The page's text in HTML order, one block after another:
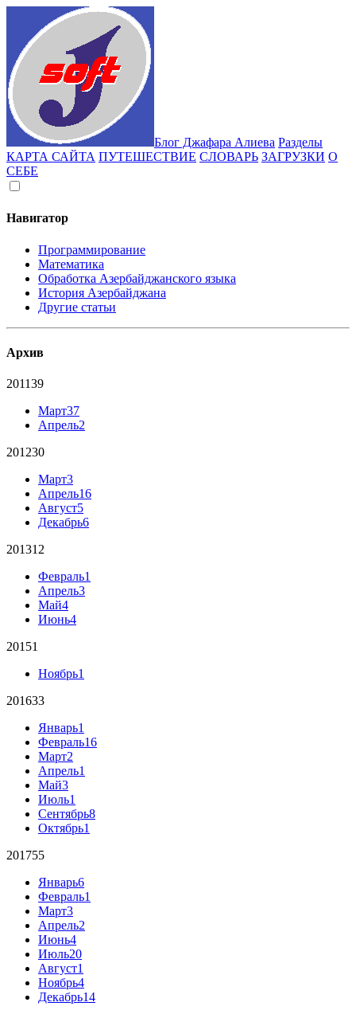
Блог Джафара Алиева Разделы
КАРТА САЙТА ПУТЕШЕСТВИЕ СЛОВАРЬ ЗАГРУЗКИ О
СЕБЕ
Навигатор
Программирование
Математика
Обработка Азербайджанского языка
История Азербайджана
Другие статьи
Архив
201139
Март37
Апрель2
201230
Март3
Апрель16
Август5
Декабрь6
201312
Февраль1
Апрель3
Май4
Июнь4
20151
Ноябрь1
201633
Январь1
Февраль16
Март2
Апрель1
Май3
Июль1
Сентябрь8
Октябрь1
201755
Январь6
Февраль1
Март3
Апрель2
Июнь4
Июль20
Август1
Ноябрь4
Декабрь14